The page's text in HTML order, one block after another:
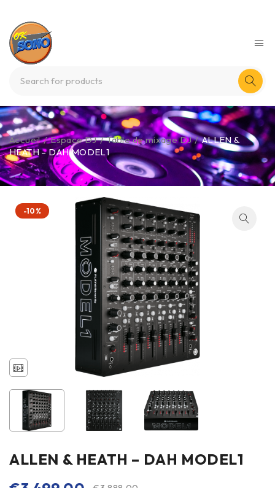
Accueil / Espace DJ / Table de mixage DJ / ALLEN &
HEATH – DAH MODEL1
-10%
ALLEN & HEATH – DAH MODEL1